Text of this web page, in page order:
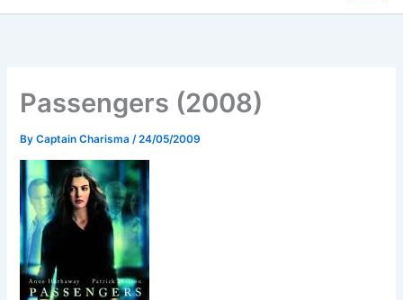
Passengers (2008)
ByCaptain Charisma /24/05/2009